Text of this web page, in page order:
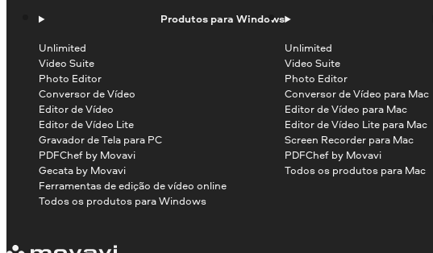
Produtos para Windows
Unlimited
Video Suite
Photo Editor
Conversor de Vídeo
Editor de Vídeo
Editor de Vídeo Lite
Gravador de Tela para PC
PDFChef by Movavi
Gecata by Movavi
Ferramentas de edição de vídeo online
Todos os produtos para Windows
Unlimited
Video Suite
Photo Editor
Conversor de Vídeo para Mac
Editor de Vídeo para Mac
Editor de Vídeo Lite para Mac
Screen Recorder para Mac
PDFChef by Movavi
Todos os produtos para Mac